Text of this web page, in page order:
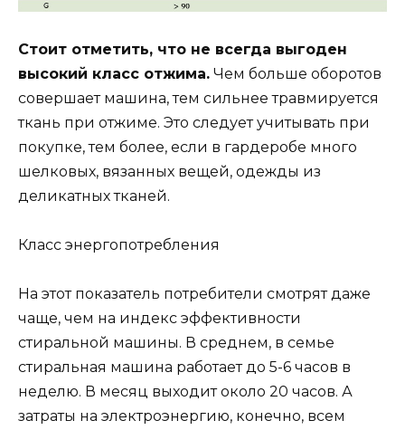
Стоит отметить, что не всегда выгоден
высокий класс отжима. Чем больше оборотов
совершает машина, тем сильнее травмируется
ткань при отжиме. Это следует учитывать при
покупке, тем более, если в гардеробе много
шелковых, вязанных вещей, одежды из
деликатных тканей.
Класс энергопотребления
На этот показатель потребители смотрят даже
чаще, чем на индекс эффективности
стиральной машины. В среднем, в семье
стиральная машина работает до 5-6 часов в
неделю. В месяц выходит около 20 часов. А
затраты на электроэнергию, конечно, всем